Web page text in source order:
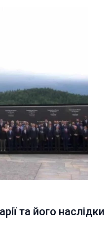
та його наслідки